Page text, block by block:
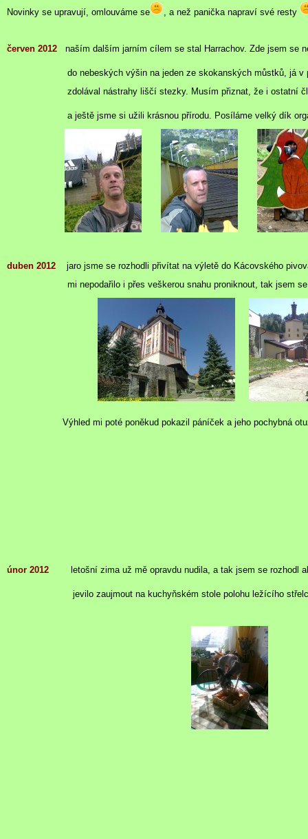
Novinky se upravují, omlouváme se , a než panička napraví své resty
červen 2012 naším dalším jarním cílem se stal Harrachov. Zde jsem se
do nebeských výšin na jeden ze skokanských můstků, já v
zdolával nástrahy liščí stezky. Musím přiznat, že i ostatní
a ještě jsme si užili krásnou přírodu. Posíláme velký dík
duben 2012 jaro jsme se rozhodli přivítat na výletě do Kácovského
mi nepodařilo i přes veškerou snahu proniknout, tak jsem se jen
Výhled mi poté poněkud pokazil páníček a jeho pochybná
únor 2012 letošní zima už mě opravdu nudila, a tak jsem se rozhodl
jevilo zaujmout na kuchyňském stole polohu ležícího